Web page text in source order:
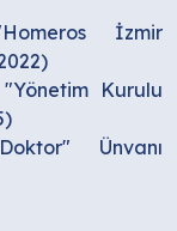
İzmir
Kurulu
Ünvanı